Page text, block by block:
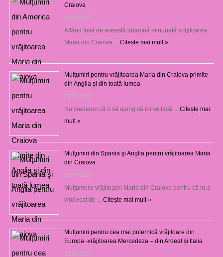
Craiova
31/07/2026
Aflând însă de această doamnă minunată vrăjitoarea
Maria din Craiova … Citește mai mult »
Mulţumiri pentru vrăjitoarea Maria din Craiova primite
din Anglia și din toată lumea
29/07/2026
Nu credeam că o să ajung să mi se facă … Citește mai
mult »
Mulţumiri din Spania şi Anglia pentru vrăjitoarea Maria
din Craiova
28/07/2026
Mulţumesc vrăjitoarei Maria din Craiova pentru că m-a
vindecat de … Citește mai mult »
Mulțumiri pentru cea mai puternică vrăjitoare din
Europa -vrăjitoarea Mercedeza – din Ardeal și Italia
23/07/2026